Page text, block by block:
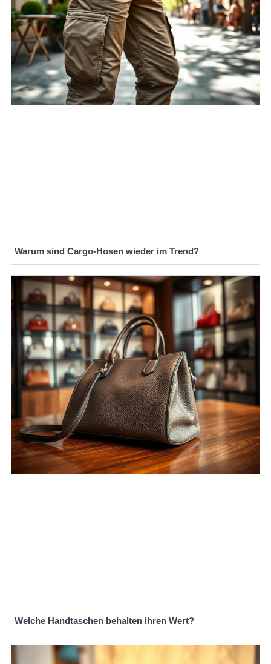
Warum sind Cargo-Hosen wieder im Trend?
Welche Handtaschen behalten ihren Wert?